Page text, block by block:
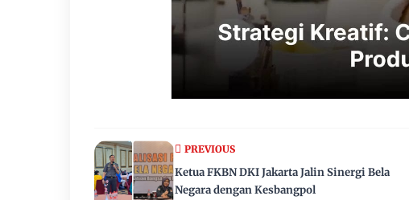
PREVIOUS
Ketua FKBN DKI Jakarta Jalin Sinergi Bela
Negara dengan Kesbangpol